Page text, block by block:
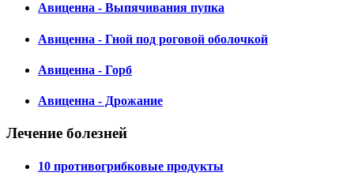
Авиценна - Выпячивания пупка
Авиценна - Гной под роговой оболочкой
Авиценна - Горб
Авиценна - Дрожание
Лечение болезней
10 противогрибковые продукты